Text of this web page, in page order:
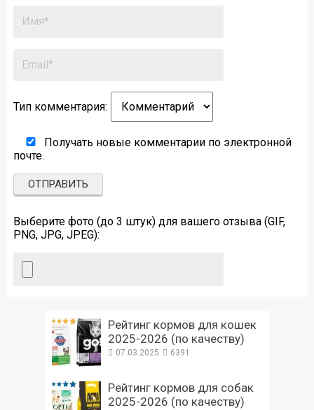
Тип комментария:
Получать новые комментарии по электронной
почте.
Выберите фото (до 3 штук) для вашего отзыва (GIF,
PNG, JPG, JPEG):
Рейтинг кормов для кошек
2025-2026 (по качеству)
07.03.2025 6391
Рейтинг кормов для собак
2025-2026 (по качеству)